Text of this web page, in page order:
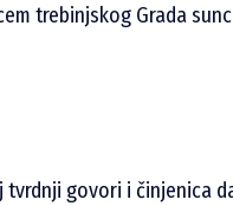
trebinjskog Grada
tvrdnji govori i činjenica